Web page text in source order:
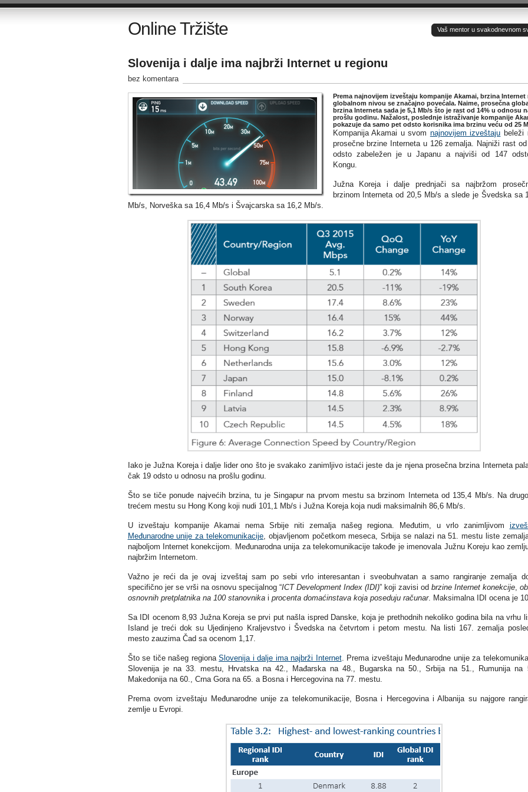
Online Tržište Vaš mentor u svakodnevnom
Slovenija i dalje ima najbrži Internet u regionu
bez komentara
Prema najnovijem izveštaju kompanije Akamai, brzina Internet
globalnom nivou se značajno povećala. Naime, prosečna
brzina Interneta sada je 5,1 Mb/s što je rast od 14% u odnosu
prošlu godinu. Nažalost, poslednje istraživanje kompanije
pokazuje da samo pet odsto korisnika ima brzinu veću od 25
Kompanija Akamai u svom najnovijem izveštaju beleži
prosečne brzine Interneta u 126 zemalja. Najniži rast
odsto zabeležen je u Japanu a najviši od 147
Kongu.
Južna Koreja i dalje prednjači sa najbržom
brzinom Interneta od 20,5 Mb/s a slede je Švedska sa
Mb/s, Norveška sa 16,4 Mb/s i Švajcarska sa 16,2 Mb/s.
Iako je Južna Koreja i dalje lider ono što je svakako zanimljivo istaći jeste da je njena prosečna brzina Interneta
čak 19 odsto u odnosu na prošlu godinu.
Što se tiče ponude najvećih brzina, tu je Singapur na prvom mestu sa brzinom Interneta od 135,4 Mb/s. Na
trećem mestu su Hong Kong koji nudi 101,1 Mb/s i Južna Koreja koja nudi maksimalnih 86,6 Mb/s.
U izveštaju kompanije Akamai nema Srbije niti zemalja našeg regiona. Međutim, u vrlo zanimljivom
Međunarodne unije za telekomunikacije, objavljenom početkom meseca, Srbija se nalazi na 51. mestu liste
najboljom Internet konekcijom. Međunarodna unija za telekomunikacije takođe je imenovala Južnu Koreju kao
najbržim Internetom.
Važno je reći da je ovaj izveštaj sam po sebi vrlo interesantan i sveobuhvatan a samo rangiranje zemalja
specifično jer se vrši na osnovu specijalnog “ICT Development Index (IDI)” koji zavisi od brzine Internet konekcije,
osnovnih pretplatnika na 100 stanovnikai procenta domaćinstava koja poseduju računar. Maksimalna IDI ocena je
Sa IDI ocenom 8,93 Južna Koreja se prvi put našla ispred Danske, koja je prethodnih nekoliko godina bila na vrhu
Island je treći dok su Ujedinjeno Kraljevstvo i Švedska na četvrtom i petom mestu. Na listi 167. zemalja
mesto zauzima Čad sa ocenom 1,17.
Što se tiče našeg regiona Slovenija i dalje ima najbrži Internet. Prema izveštaju Međunarodne unije za
Slovenija je na 33. mestu, Hrvatska na 42., Mađarska na 48., Bugarska na 50., Srbija na 51., Rumunija na
Makedonija na 60., Crna Gora na 65. a Bosna i Hercegovina na 77. mestu.
Prema ovom izveštaju Međunarodne unije za telekomunikacije, Bosna i Hercegovina i Albanija su najgore
zemlje u Evropi.